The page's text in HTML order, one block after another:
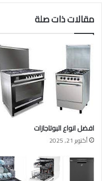
مقالات ذات صلة
افضل انواع البوتاجازات
أكتوبر 21, 2025